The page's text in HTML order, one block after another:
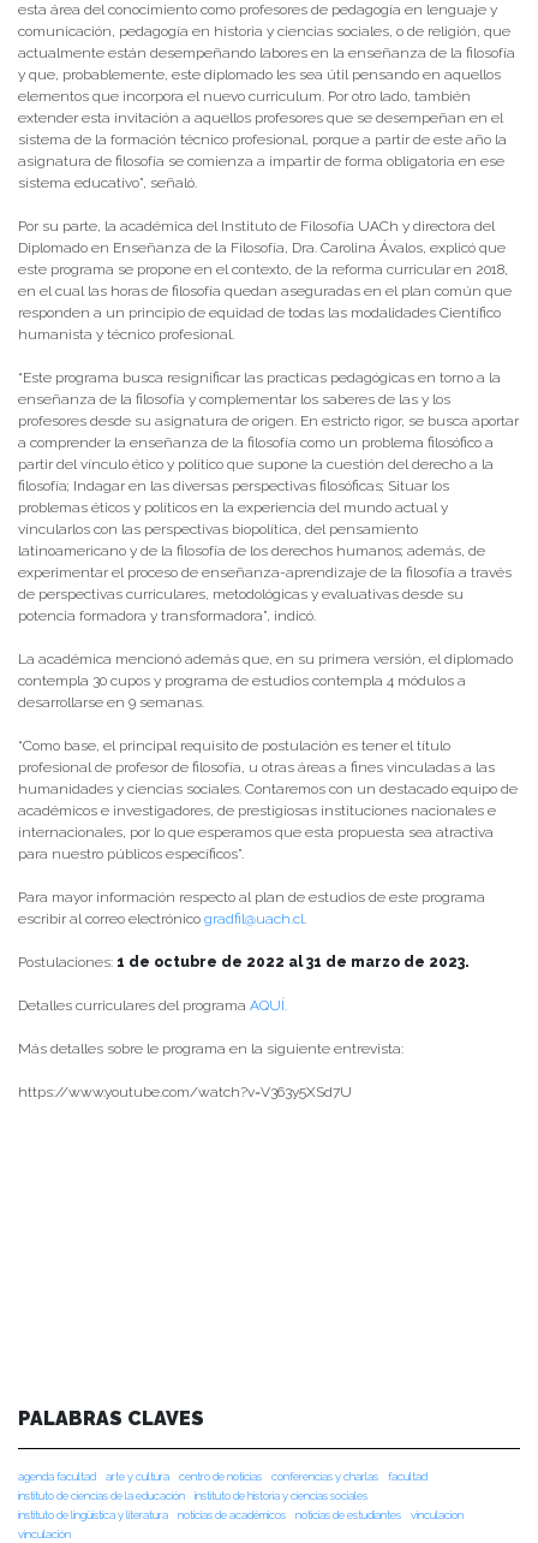
esta área del conocimiento como profesores de pedagogía en lenguaje y
comunicación, pedagogía en historia y ciencias sociales, o de religión, que
actualmente están desempeñando labores en la enseñanza de la filosofía
y que, probablemente, este diplomado les sea útil pensando en aquellos
elementos que incorpora el nuevo curriculum. Por otro lado, también
extender esta invitación a aquellos profesores que se desempeñan en el
sistema de la formación técnico profesional, porque a partir de este año la
asignatura de filosofía se comienza a impartir de forma obligatoria en ese
sistema educativo”, señaló.
Por su parte, la académica del Instituto de Filosofía UACh y directora del
Diplomado en Enseñanza de la Filosofía, Dra. Carolina Ávalos, explicó que
este programa se propone en el contexto, de la reforma curricular en 2018,
en el cual las horas de filosofía quedan aseguradas en el plan común que
responden a un principio de equidad de todas las modalidades Científico
humanista y técnico profesional.
“Este programa busca resignificar las practicas pedagógicas en torno a la
enseñanza de la filosofía y complementar los saberes de las y los
profesores desde su asignatura de origen. En estricto rigor, se busca aportar
a comprender la enseñanza de la filosofía como un problema filosófico a
partir del vínculo ético y político que supone la cuestión del derecho a la
filosofía; Indagar en las diversas perspectivas filosóficas; Situar los
problemas éticos y políticos en la experiencia del mundo actual y
vincularlos con las perspectivas biopolítica, del pensamiento
latinoamericano y de la filosofía de los derechos humanos; además, de
experimentar el proceso de enseñanza-aprendizaje de la filosofía a través
de perspectivas curriculares, metodológicas y evaluativas desde su
potencia formadora y transformadora”, indicó.
La académica mencionó además que, en su primera versión, el diplomado
contempla 30 cupos y programa de estudios contempla 4 módulos a
desarrollarse en 9 semanas.
“Como base, el principal requisito de postulación es tener el título
profesional de profesor de filosofía, u otras áreas a fines vinculadas a las
humanidades y ciencias sociales. Contaremos con un destacado equipo de
académicos e investigadores, de prestigiosas instituciones nacionales e
internacionales, por lo que esperamos que esta propuesta sea atractiva
para nuestro públicos específicos”.
Para mayor información respecto al plan de estudios de este programa
escribir al correo electrónico gradfil@uach.cl.
Postulaciones: 1 de octubre de 2022 al 31 de marzo de 2023.
Detalles curriculares del programa AQUÍ.
Más detalles sobre le programa en la siguiente entrevista:
https://www.youtube.com/watch?v=V363y5XSd7U
PALABRAS CLAVES
agenda facultad arte y cultura centro de noticias conferencias y charlas
facultad
instituto de ciencias de la educación
instituto de historia y ciencias sociales
instituto de lingüística y literatura
noticias de académicos noticias de estudiantes
vinculacion
vinculación